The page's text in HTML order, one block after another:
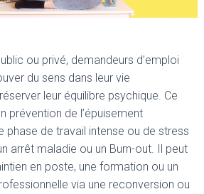
ou privé, demandeurs d’emploi
du sens dans leur vie
leur équilibre psychique. Ce
prévention de l’épuisement
phase de travail intense ou de stress
arrêt maladie ou un Burn-out. Il peut
en poste, une formation ou un
via une reconversion ou